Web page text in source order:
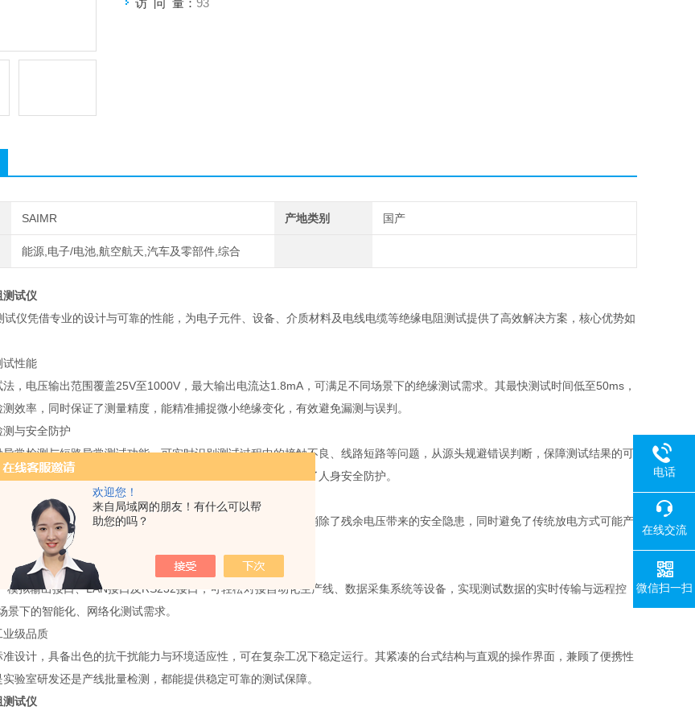
欢迎您！
来自局域网的朋友！有什么可以帮
助您的吗？
访 问 量： 93
SAIMR 产地类别 国产
能源,电子/电池,航空航天,汽车及零部件,综合
测试仪
试仪凭借专业的设计与可靠的性能，为电子元件、设备、介质材料及电线电缆等绝缘电阻测试提供了高效解决方案，核心优势如
试性能
，电压输出范围覆盖25V至1000V，最大输出电流达1.8mA，可满足不同场景下的绝缘测试需求。其最快测试时间低至50ms，
效率，同时保证了测量精度，能精准捕捉微小绝缘变化，有效避免漏测与误判。
测与安全防护
常检测与短路异常测试功能，可实时识别测试过程中的接触不良、线路短路等问题，从源头规避错误判断，保障测试结果的可
发高压电击事故，支持双击动作触发测试，从操作层面强化了人身安全防护。
设计
自动执行无触点恒流放电，无需人工干预，既快速又高效，消除了残余电压带来的安全隐患，同时避免了传统放电方式可能产
了仪器使用寿命。
扩展性
模拟输出接口、LAN接口及RS232接口，可轻松对接自动化生产线、数据采集系统等设备，实现测试数据的实时传输与远程控
景下的智能化、网络化测试需求。
业级品质
设计，具备出色的抗干扰能力与环境适应性，可在复杂工况下稳定运行。其紧凑的台式结构与直观的操作界面，兼顾了便携性
验室研发还是产线批量检测，都能提供稳定可靠的测试保障。
测试仪
电话
在线交流
微信扫一扫